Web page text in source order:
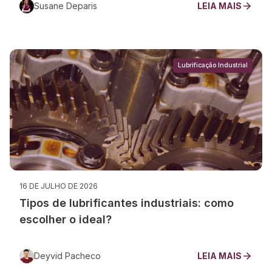
Susane Deparis LEIA MAIS
Lubrificação Industrial
16 DE JULHO DE 2026
Tipos de lubrificantes industriais: como
escolher o ideal?
Deyvid Pacheco LEIA MAIS